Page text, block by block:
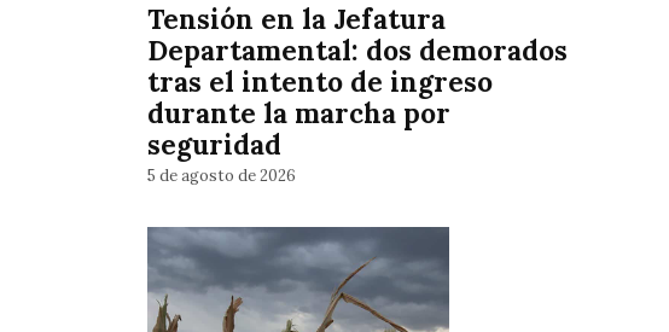
Tensión en la Jefatura
Departamental: dos demorados
tras el intento de ingreso
durante la marcha por
seguridad
5 de agosto de 2026